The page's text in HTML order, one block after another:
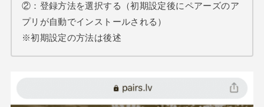
②：登録方法を選択する（初期設定後にペアーズのア
プリが自動でインストールされる）
※初期設定の方法は後述